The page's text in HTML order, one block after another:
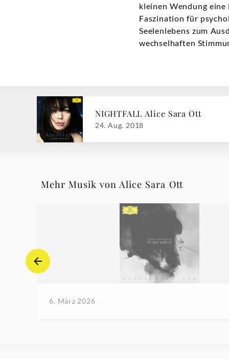
kleinen Wendung
Faszination für
Seelenlebens zum
wechselhaften
NIGHTFALL Alice Sara Ott
24. Aug. 2018
Mehr Musik von Alice Sara Ott
6. März 2026